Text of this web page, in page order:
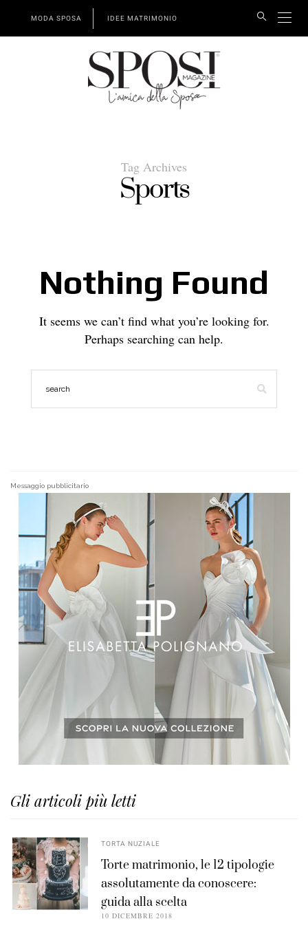
MODA SPOSA IDEE MATRIMONIO
Tag Archives
Sports
Nothing Found
It seems we can’t find what you’re looking for.
Perhaps searching can help.
Messaggio pubblicitario
Gli articoli più letti
TORTA NUZIALE
Torte matrimonio, le 12 tipologie
assolutamente da conoscere:
guida alla scelta
10 DICEMBRE 2018